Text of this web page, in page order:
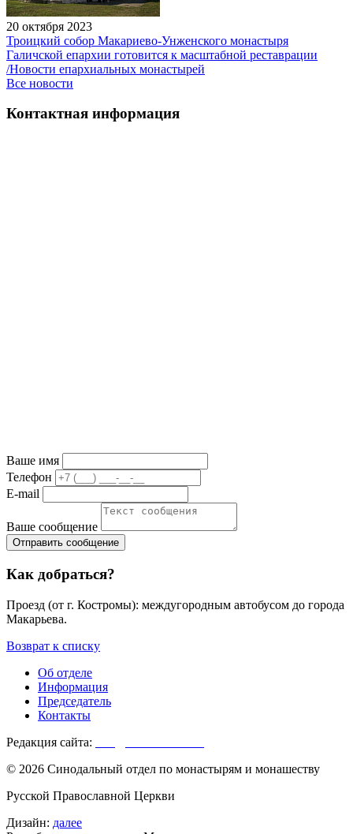
20 октября 2023
Троицкий собор Макариево-Унженского монастыря
Галичской епархии готовится к масштабной реставрации
/Новости епархиальных монастырей
Все новости
Контактная информация
Ваше имя
Телефон
E-mail
Ваше сообщение
Как добраться?
Проезд (от г. Костромы): междугородным автобусом до города
Макарьева.
Возврат к списку
Об отделе
Информация
Председатель
Контакты
Редакция сайта:
© 2026 Синодальный отдел по монастырям и монашеству
Русской Православной Церкви
Дизайн: далее